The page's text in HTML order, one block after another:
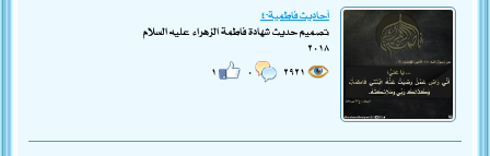
أحاديث فاطمية-٤
تصميم حديث شهادة فاطمة الزهراء عليه السلام
٢٠١٨